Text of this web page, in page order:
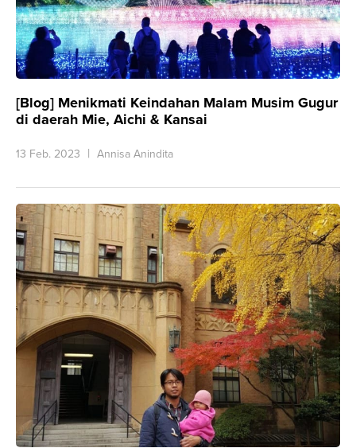
[Blog] Menikmati Keindahan Malam Musim Gugur
di daerah Mie, Aichi & Kansai
13 Feb. 2023 Annisa Anindita